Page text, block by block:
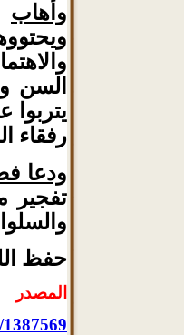
وأهاب
السن
رفقاء
ودعا
تفجير
حفظ
المصدر